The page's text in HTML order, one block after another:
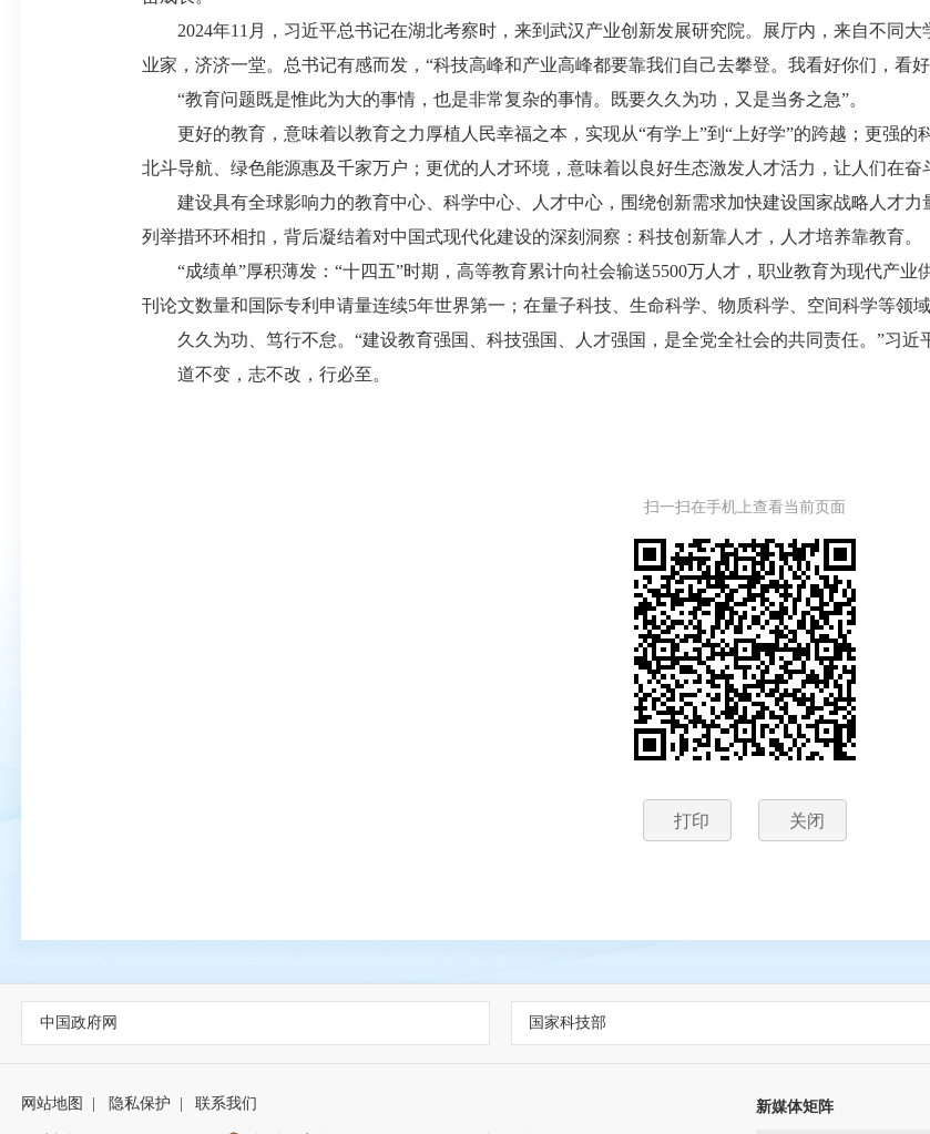
2024年11月，习近平总书记在湖北考察时，来到武汉产业创新发展研究院。展厅内，来自不同大
业家，济济一堂。总书记有感而发，“科技高峰和产业高峰都要靠我们自己去攀登。我看好你们，看
“教育问题既是惟此为大的事情，也是非常复杂的事情。既要久久为功，又是当务之急”。
更好的教育，意味着以教育之力厚植人民幸福之本，实现从“有学上”到“上好学”的跨越；更强的
北斗导航、绿色能源惠及千家万户；更优的人才环境，意味着以良好生态激发人才活力，让人们在奋
建设具有全球影响力的教育中心、科学中心、人才中心，围绕创新需求加快建设国家战略人才
列举措环环相扣，背后凝结着对中国式现代化建设的深刻洞察：科技创新靠人才，人才培养靠教育。
“成绩单”厚积薄发：“十四五”时期，高等教育累计向社会输送5500万人才，职业教育为现代产业
刊论文数量和国际专利申请量连续5年世界第一；在量子科技、生命科学、物质科学、空间科学等
久久为功、笃行不怠。“建设教育强国、科技强国、人才强国，是全党全社会的共同责任。”习近
道不变，志不改，行必至。
扫一扫在手机上查看当前页面
打印 关闭
中国政府网 国家科技部
网站地图 隐私保护 联系我们 新媒体矩阵